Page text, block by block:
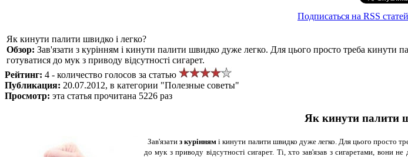
Подписаться на RSS
Як кинути палити швидко і легко?
Обзор: Зав'язати з курінням і кинути палити швидко дуже легко. Для цього просто треба кинути
готуватися до мук з приводу відсутності сигарет.
Рейтинг: 4 - количество голосов за статью
Публикация: 20.07.2012, в категории "Полезные советы"
Просмотр: эта статья прочитана 5226 раз
Як кинути палити
Зав'язатиз курінням і кинути палити швидко дуже легко. Для цього просто
до мук з приводу відсутності сигарет. Ті, хто зав'язав з сигаретами, вони